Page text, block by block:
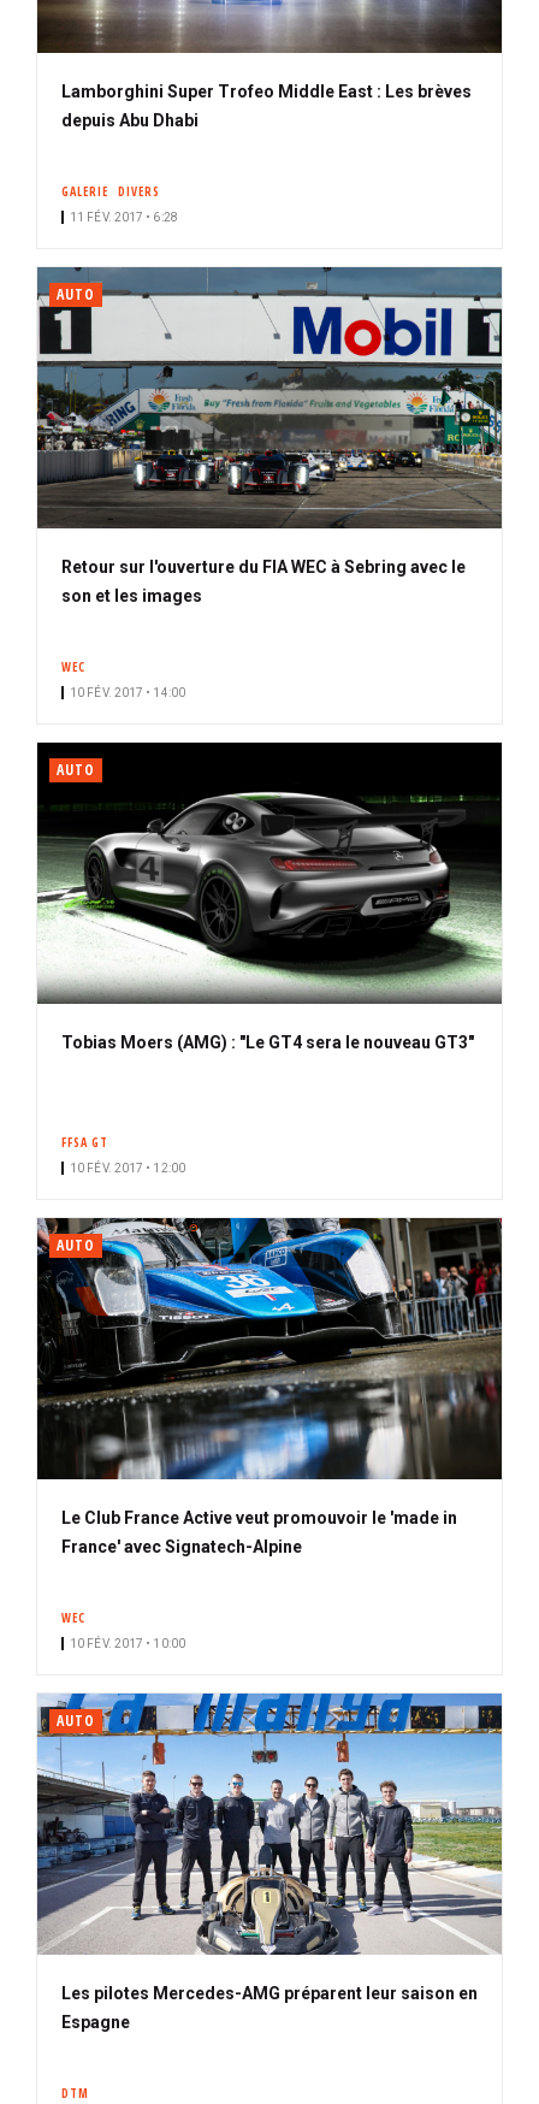
Lamborghini Super Trofeo Middle East : Les brèves
depuis Abu Dhabi
GALERIE DIVERS
11 FÉV. 2017 • 6:28
AUTO
Retour sur l'ouverture du FIA WEC à Sebring avec le
son et les images
WEC
10 FÉV. 2017 • 14:00
AUTO
Tobias Moers (AMG) : "Le GT4 sera le nouveau GT3"
FFSA GT
10 FÉV. 2017 • 12:00
AUTO
Le Club France Active veut promouvoir le 'made in
France' avec Signatech-Alpine
WEC
10 FÉV. 2017 • 10:00
AUTO
Les pilotes Mercedes-AMG préparent leur saison en
Espagne
DTM